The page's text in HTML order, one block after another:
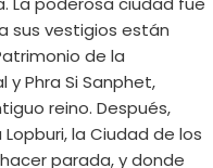
sus vestigios están
de la
y Phra Si Sanphet,
reino. Después,
la Ciudad de los
parada, y donde